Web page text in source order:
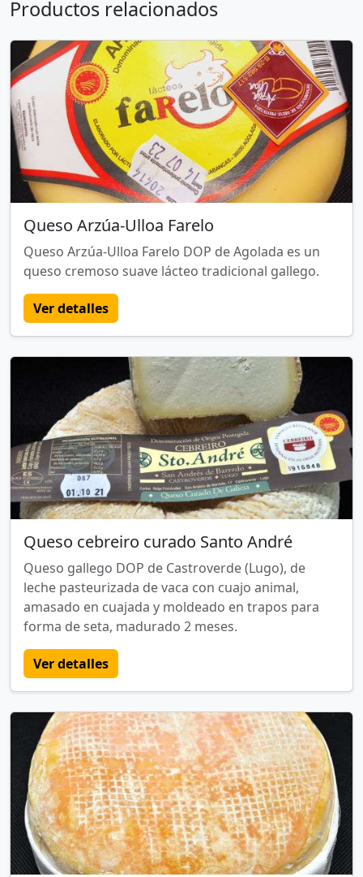
Productos relacionados
Queso Arzúa-Ulloa Farelo
Queso Arzúa-Ulloa Farelo DOP de Agolada es un
queso cremoso suave lácteo tradicional gallego.
Ver detalles
Queso cebreiro curado Santo André
Queso gallego DOP de Castroverde (Lugo), de
leche pasteurizada de vaca con cuajo animal,
amasado en cuajada y moldeado en trapos para
forma de seta, madurado 2 meses.
Ver detalles